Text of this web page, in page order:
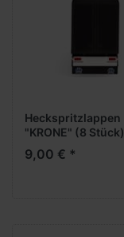
Heckspritzlappen
"KRONE" (8 Stück)
9,00 € *